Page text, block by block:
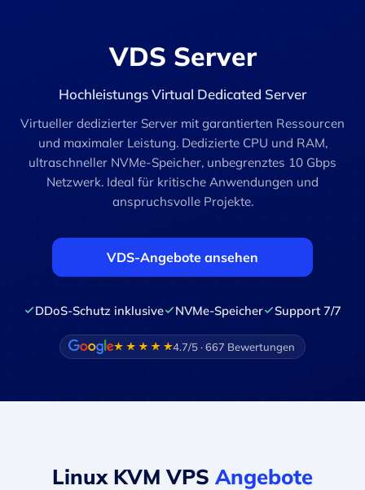
VDS Server
Hochleistungs Virtual Dedicated Server
Virtueller dedizierter Server mit garantierten Ressourcen
und maximaler Leistung. Dedizierte CPU und RAM,
ultraschneller NVMe-Speicher, unbegrenztes 10 Gbps
Netzwerk. Ideal für kritische Anwendungen und
anspruchsvolle Projekte.
VDS-Angebote ansehen
DDoS-Schutz inklusive NVMe-Speicher Support 7/7
4.7/5 · 667 Bewertungen
Linux KVM VPS Angebote